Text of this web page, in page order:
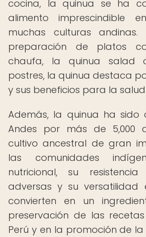
cocina, la quinua se ha
alimento imprescindible
muchas culturas
preparación de platos
chaufa, la quinua salad
postres, la quinua destaca
y sus beneficios para la salud.
Además, la quinua ha sido
Andes por más de 5,000
cultivo ancestral de gran
las comunidades
nutricional, su
adversas y su
convierten en un
preservación de las
Perú y en la promoción de